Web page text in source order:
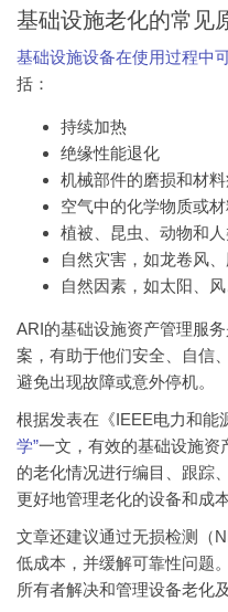
基础设施老化的常见
基础设施设备在使用过程中
括：
持续加热
绝缘性能退化
机械部件的磨损和材
空气中的化学物质或
植被、昆虫、动物和
自然灾害，如龙卷风
自然因素，如太阳、
ARI的基础设施资产管理服
案，有助于他们安全、自信
避免出现故障或意外停机。
根据发表在《IEEE电力和能
学”一文，有效的基础设施资
的老化情况进行编目、跟踪
更好地管理老化的设备和成本
文章还建议通过无损检测（
低成本，并缓解可靠性问题
所有者解决和管理设备老化